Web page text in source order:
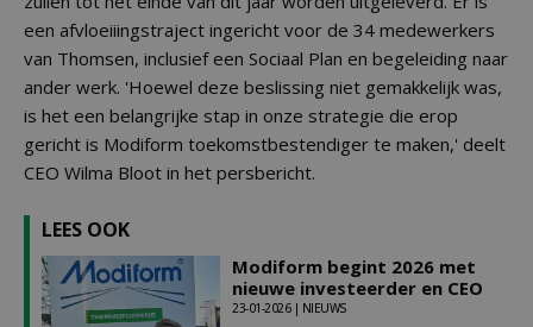
een afvloeiiingstraject ingericht voor de 34 medewerkers
van Thomsen, inclusief een Sociaal Plan en begeleiding naar
ander werk. 'Hoewel deze beslissing niet gemakkelijk was,
is het een belangrijke stap in onze strategie die erop
gericht is Modiform toekomstbestendiger te maken,' deelt
CEO Wilma Bloot in het persbericht.
LEES OOK
Modiform begint 2026 met
nieuwe investeerder en CEO
23-01-2026 | NIEUWS